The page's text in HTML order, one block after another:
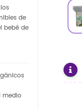
de
bebé de
medio